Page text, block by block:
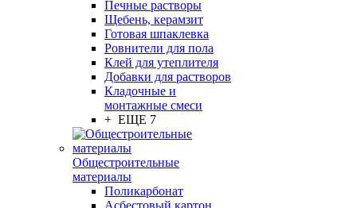
Печные растворы
Щебень, керамзит
Готовая шпаклевка
Ровнители для пола
Клей для утеплителя
Добавки для растворов
Кладочные и
монтажные смеси
+ ЕЩЕ 7
Общестроительные
материалы
Поликарбонат
Асбестовый картон